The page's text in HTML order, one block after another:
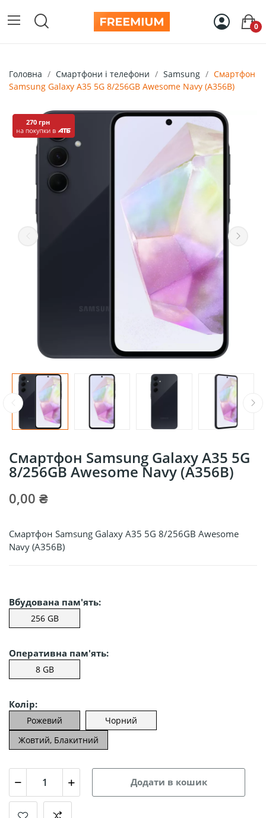
0
Головна Смартфони і телефони Samsung
Смартфон
Samsung Galaxy A35 5G 8/256GB Awesome Navy (A356B)
270 грн
Смартфон Samsung Galaxy A35 5G
8/256GB Awesome Navy (A356B)
0,00 ₴
Смартфон Samsung Galaxy A35 5G 8/256GB Awesome
Navy (A356B)
Вбудована пам'ять:
256 GB
Оперативна пам'ять:
8 GB
Колір:
Рожевий
Чорний
Жовтий, Блакитний
Додати в кошик